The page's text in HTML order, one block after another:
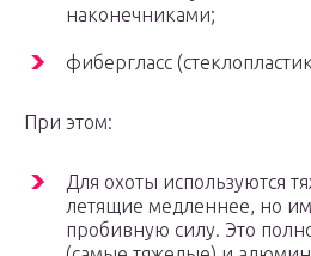
наконечниками;
фибергласс
При этом:
Для охоты используются
летящие медленнее, но
пробивную силу. Это